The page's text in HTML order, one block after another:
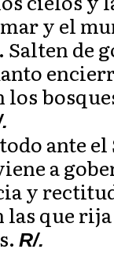
y el
de
ante el
a
y
que rija
R/.